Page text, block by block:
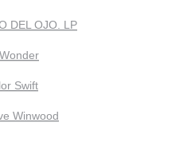
DEL OJO. LP
Swift
Winwood